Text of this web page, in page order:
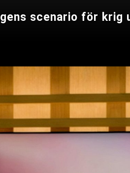
scenario för krig